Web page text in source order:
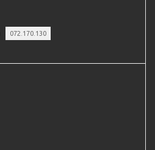
072.170.130